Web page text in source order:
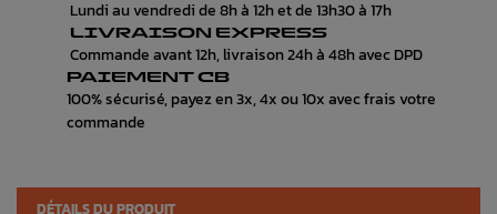
Lundi au vendredi de 8h à 12h et de 13h30 à 17h
LIVRAISON EXPRESS
Commande avant 12h, livraison 24h à 48h avec DPD
PAIEMENT CB
100% sécurisé, payez en 3x, 4x ou 10x avec frais votre
commande
DÉTAILS DU PRODUIT